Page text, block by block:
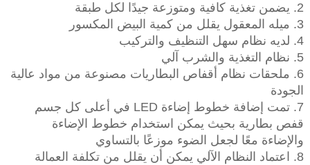
2. يضمن تغذية كافية ومتوزعة جيدًا لكل طبقة
3. ميله المعقول يقلل من كمية البيض المكسور
4. لديه نظام سهل التنظيف والتركيب
5. نظام التغذية والشرب آلي
6. ملحقات نظام أقفاص البطاريات مصنوعة من مواد عالية
الجودة
7. تمت إضافة خطوط إضاءة LED في أعلى كل جسم
قفص بطارية بحيث يمكن استخدام خطوط الإضاءة
والإضاءة معًا لجعل الضوء موزعًا بالتساوي
8. اعتماد النظام الآلي يمكن أن يقلل من تكلفة العمالة